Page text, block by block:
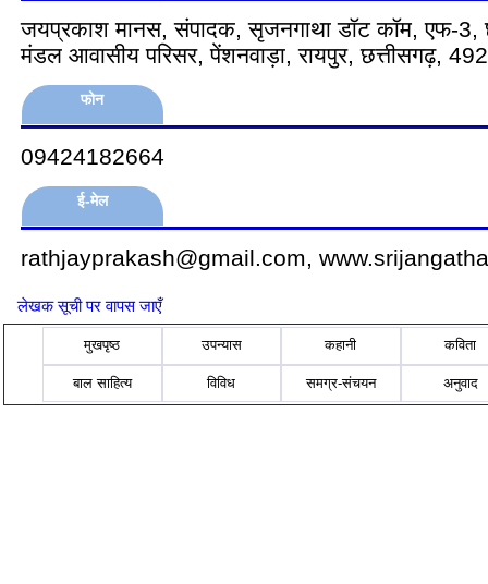
जयप्रकाश मानस, संपादक, सृजनगाथा डॉट कॉम, एफ-3,
मंडल आवासीय परिसर, पेंशनवाड़ा, रायपुर, छत्तीसगढ़,
फोन
09424182664
ई-मेल
rathjayprakash@gmail.com,
लेखक सूची पर वापस जाएँ
मुखपृष्ठ उपन्यास कहानी कविता
बाल साहित्य विविध समग्र-संचयन अनुवाद